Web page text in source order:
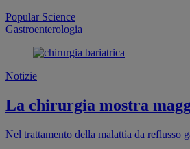
Popular Science
Gastroenterologia
Notizie
La chirurgia mostra
Nel trattamento della malattia da reflusso